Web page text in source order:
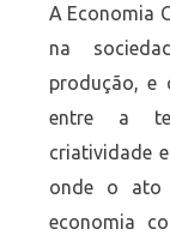
A Economia
na
produção, e
entre a
criatividade
onde o ato
economia